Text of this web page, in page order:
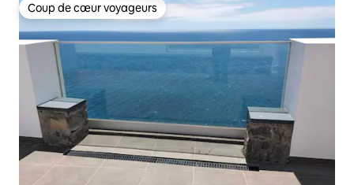
Coup de cœur voyageurs
Coup de cœur voyageurs